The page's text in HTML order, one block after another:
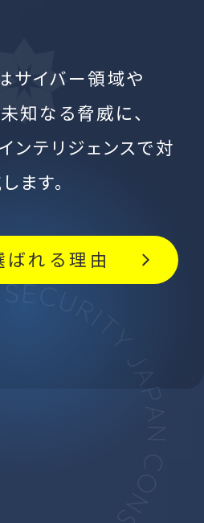
サイバー領域や
知なる脅威に、
ンテリジェンスで対
ます。
れる理由